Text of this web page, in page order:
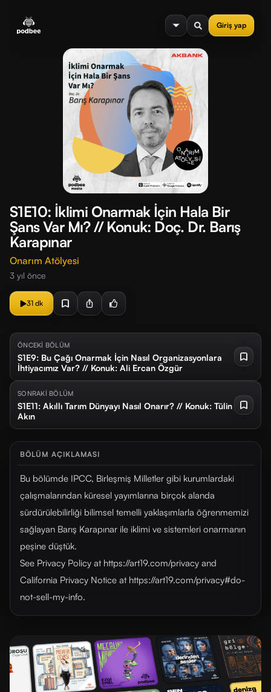
Giriş yap
menu
S1E10: İklimi Onarmak İçin Hala Bir
Şans Var Mı? // Konuk: Doç. Dr. Barış
Karapınar
Onarım Atölyesi
3 yıl önce
31 dk
ÖNCEKİ BÖLÜM
S1E9: Bu Çağı Onarmak İçin Nasıl Organizasyonlara
İhtiyacımız Var? // Konuk: Ali Ercan Özgür
SONRAKİ BÖLÜM
S1E11: Akıllı Tarım Dünyayı Nasıl Onarır? // Konuk: Tülin
Akın
BÖLÜM AÇIKLAMASI
Bu bölümde IPCC, Birleşmiş Milletler gibi kurumlardaki
çalışmalarından küresel yayımlarına birçok alanda
sürdürülebilirliği bilimsel temelli yaklaşımlarla öğrenmemizi
sağlayan Barış Karapınar ile iklimi ve sistemleri onarmanın
peşine düştük.
See Privacy Policy at https://art19.com/privacy and
California Privacy Notice at https://art19.com/privacy#do-
not-sell-my-info.